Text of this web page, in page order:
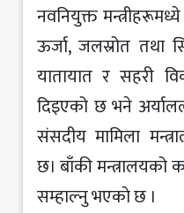
नवनियुक्त
ऊर्जा, जलस्रोत तथा
यातायात र सहरी
दिइएको छ भने
संसदीय मामिला
छ। बाँकी मन्त्रालयको
सम्हाल्नु भएकाे छ ।